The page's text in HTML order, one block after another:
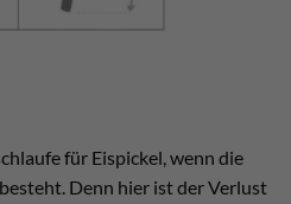
für Eispickel, wenn die
Denn hier ist der Verlust